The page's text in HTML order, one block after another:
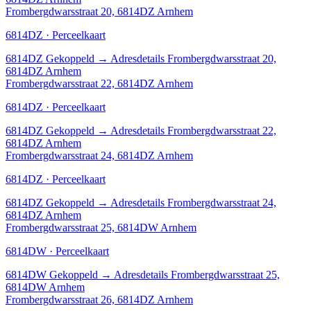
Frombergdwarsstraat 20, 6814DZ Arnhem
6814DZ · Perceelkaart
6814DZ Gekoppeld → Adresdetails Frombergdwarsstraat 20,
6814DZ Arnhem
Frombergdwarsstraat 22, 6814DZ Arnhem
6814DZ · Perceelkaart
6814DZ Gekoppeld → Adresdetails Frombergdwarsstraat 22,
6814DZ Arnhem
Frombergdwarsstraat 24, 6814DZ Arnhem
6814DZ · Perceelkaart
6814DZ Gekoppeld → Adresdetails Frombergdwarsstraat 24,
6814DZ Arnhem
Frombergdwarsstraat 25, 6814DW Arnhem
6814DW · Perceelkaart
6814DW Gekoppeld → Adresdetails Frombergdwarsstraat 25,
6814DW Arnhem
Frombergdwarsstraat 26, 6814DZ Arnhem